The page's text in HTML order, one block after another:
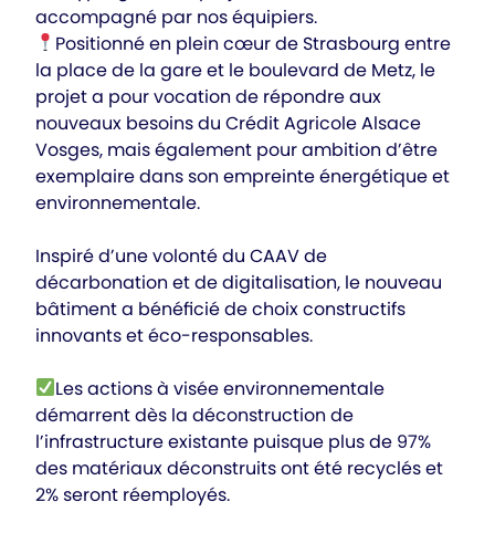
accompagné par nos équipiers.
Positionné en plein cœur de Strasbourg entre
la place de la gare et le boulevard de Metz, le
projet a pour vocation de répondre aux
nouveaux besoins du Crédit Agricole Alsace
Vosges, mais également pour ambition d’être
exemplaire dans son empreinte énergétique et
environnementale.
Inspiré d’une volonté du CAAV de
décarbonation et de digitalisation, le nouveau
bâtiment a bénéficié de choix constructifs
innovants et éco-responsables.
Les actions à visée environnementale
démarrent dès la déconstruction de
l’infrastructure existante puisque plus de 97%
des matériaux déconstruits ont été recyclés et
2% seront réemployés.